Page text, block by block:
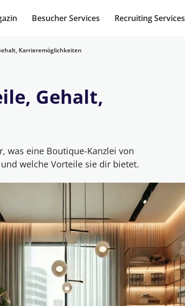
Besucher Services Recruiting Services
Karrieremöglichkeiten
Gehalt,
was eine Boutique-Kanzlei von
welche Vorteile sie dir bietet.